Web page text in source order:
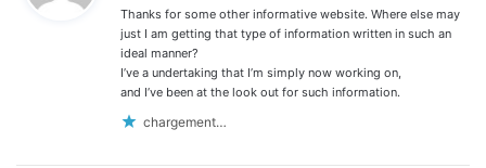
:
Thanks for some other informative website. Where else may
just I am getting that type of information written in such an
ideal manner?
I’ve a undertaking that I’m simply now working on,
and I’ve been at the look out for such information.
chargement…